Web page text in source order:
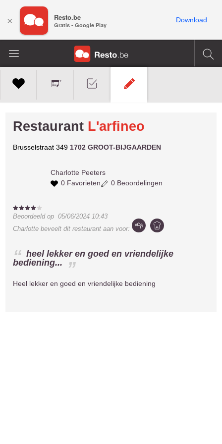
Restaurant L'arfineo
Brusselstraat 349 1702 GROOT-BIJGAARDEN
Charlotte Peeters
0 Favorieten
0 Beoordelingen
Beoordeeld op05/06/2024 10:43
Charlotte beveelt dit restaurant aan voor:
heel lekker en goed en vriendelijke
bediening...
Heel lekker en goed en vriendelijke bediening
× Resto.be
Gratis - Google Play
Download